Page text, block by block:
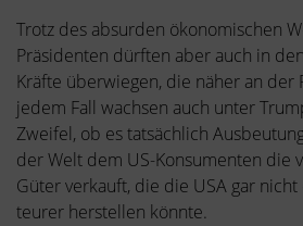
Trotz des absurden ökonomischen
Präsidenten dürften aber auch in
Kräfte überwiegen, die näher an der
jedem Fall wachsen auch unter
Zweifel, ob es tatsächlich
der Welt dem US-Konsumenten die
Güter verkauft, die die USA gar
teurer herstellen könnte.